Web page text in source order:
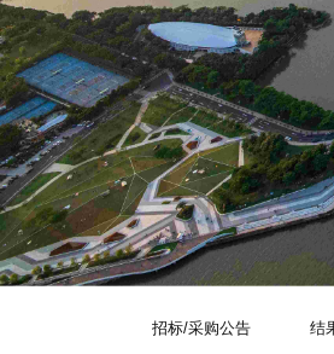
招标/采购公告 结